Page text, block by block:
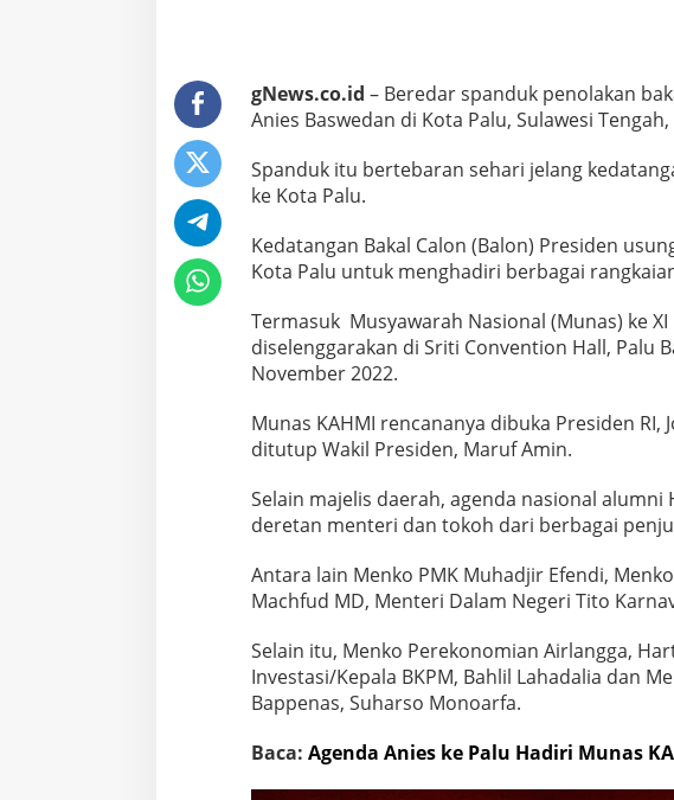
gNews.co.id – Beredar spanduk penolakan
Anies Baswedan di Kota Palu, Sulawesi
Spanduk itu bertebaran sehari jelang
ke Kota Palu.
Kedatangan Bakal Calon (Balon) Presiden
Kota Palu untuk menghadiri berbagai
Termasuk Musyawarah Nasional (Munas) ke XI
diselenggarakan di Sriti Convention Hall, Palu
November 2022.
Munas KAHMI rencananya dibuka Presiden RI,
ditutup Wakil Presiden, Maruf Amin.
Selain majelis daerah, agenda nasional alumni
deretan menteri dan tokoh dari berbagai
Antara lain Menko PMK Muhadjir Efendi,
Machfud MD, Menteri Dalam Negeri Tito
Selain itu, Menko Perekonomian Airlangga,
Investasi/Kepala BKPM, Bahlil Lahadalia dan
Bappenas, Suharso Monoarfa.
Baca: Agenda Anies ke Palu Hadiri Munas